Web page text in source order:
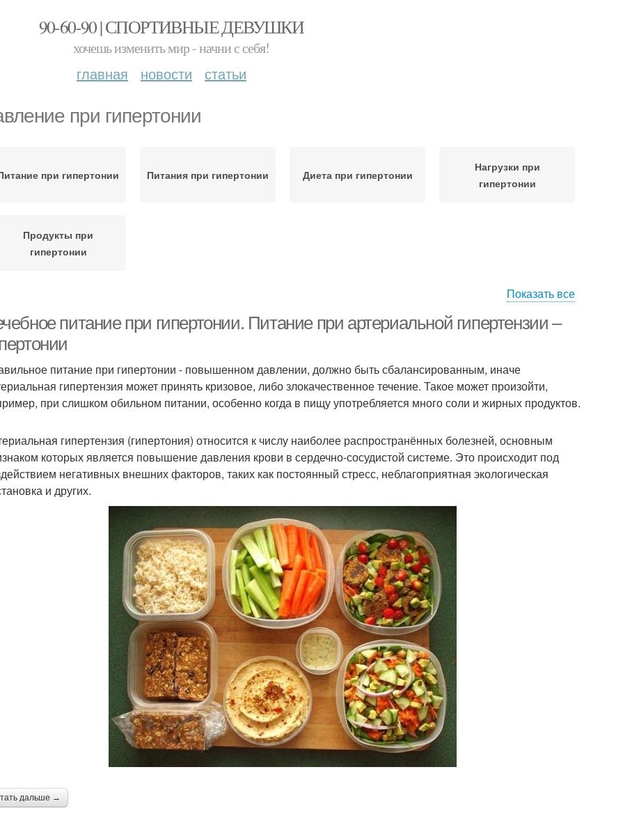
90-60-90 | СПОРТИВНЫЕ ДЕВУШКИ
хочешь изменить мир - начни с себя!
главная новости статьи
при гипертонии
при гипертонии Питания при гипертонии Диета при гипертонии
Нагрузки при
гипертонии
Продукты при
гипертонии
Показать все
питание при гипертонии. Питание при артериальной гипертензии –
питание при гипертонии - повышенном давлении, должно быть сбалансированным, иначе
гипертензия может принять кризовое, либо злокачественное течение. Такое может произойти,
при слишком обильном питании, особенно когда в пищу употребляется много соли и жирных продуктов.
гипертензия (гипертония) относится к числу наиболее распространённых болезней, основным
которых является повышение давления крови в сердечно-сосудистой системе. Это происходит под
негативных внешних факторов, таких как постоянный стресс, неблагоприятная экологическая
и других.
дальше →